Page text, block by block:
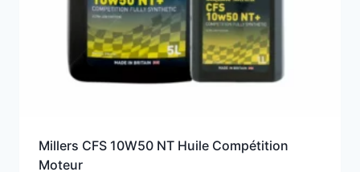
Millers CFS 10W50 NT Huile Compétition
Moteur